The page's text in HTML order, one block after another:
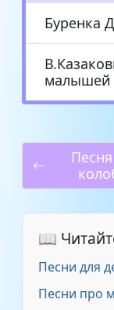
Буренка
малышей
гр.
Ладушки
Ладушки!
📖
Песни для
Песни про